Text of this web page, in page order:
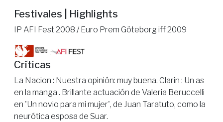
Festivales | Highlights
IP AFI Fest 2008 / Euro Prem Göteborg iff 2009
Críticas
La Nacion : Nuestra opinión: muy buena. Clarin : Un as
en la manga . Brillante actuación de Valeria Beruccelli
en 'Un novio para mi mujer', de Juan Taratuto, como la
neurótica esposa de Suar.